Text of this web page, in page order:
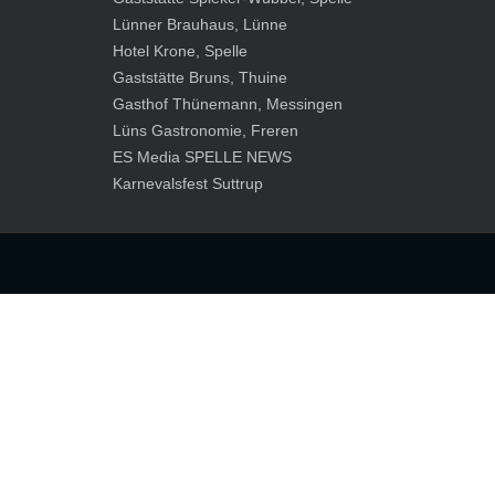
Lünner Brauhaus, Lünne
Hotel Krone, Spelle
Gaststätte Bruns, Thuine
Gasthof Thünemann, Messingen
Lüns Gastronomie, Freren
ES Media SPELLE NEWS
Karnevalsfest Suttrup